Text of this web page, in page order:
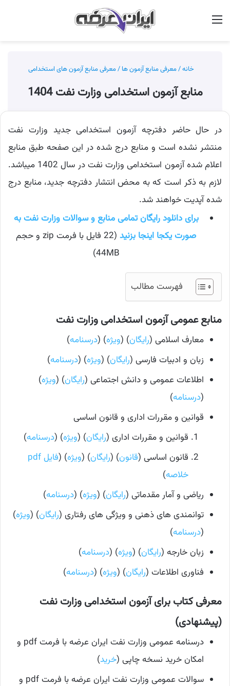
خانه/معرفی منابع آزمون ها /معرفی منابع آزمون های استخدامی
منابع آزمون استخدامی وزارت نفت 1404
در حال حاضر دفترچه آزمون استخدامی جدید وزارت نفت
منتشر نشده است و منابع درج شده در این صفحه طبق منابع
اعلام شده آزمون استخدامی وزارت نفت در سال 1402 میباشد.
لازم به ذکر است که به محض انتشار دفترچه جدید، منابع درج
شده آپدیت خواهند شد.
برای دانلود رایگان تمامی منابع و سوالات وزارت نفت به
صورت یکجا اینجا بزنید
(22 فایل با فرمت zip و حجم
44MB)
فهرست مطالب
منابع عمومی آزمون استخدامی وزارت نفت
معارف اسلامی (رایگان) (ویژه) (درسنامه)
زبان و ادبیات فارسی (رایگان) (ویژه) (درسنامه)
اطلاعات عمومی و دانش اجتماعی (رایگان) (ویژه)
(درسنامه)
قوانین و مقررات اداری و قانون اساسی
قوانین و مقررات اداری (رایگان) (ویژه) (درسنامه)
قانون اساسی (قانون) (رایگان) (ویژه) (
فایل pdf
خلاصه)
ریاضی و آمار مقدماتی (رایگان) (ویژه) (درسنامه)
توانمندی های ذهنی و ویژگی های رفتاری (رایگان) (ویژه)
(درسنامه)
زبان خارجه (رایگان) (ویژه) (درسنامه)
فناوری اطلاعات (رایگان) (ویژه) (درسنامه)
معرفی کتاب برای آزمون استخدامی وزارت نفت
(پیشنهادی)
درسنامه عمومی وزارت نفت ایران عرضه با فرمت pdf و
امکان خرید نسخه چاپی (خرید)
سوالات عمومی وزارت نفت ایران عرضه با فرمت pdf و